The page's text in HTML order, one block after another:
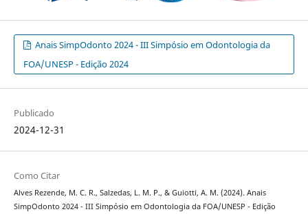
Anais SimpOdonto 2024 - III Simpósio em Odontologia da
FOA/UNESP - Edição 2024
Publicado
2024-12-31
Como Citar
Alves Rezende, M. C. R., Salzedas, L. M. P., & Guiotti, A. M. (2024). Anais
SimpOdonto 2024 - III Simpósio em Odontologia da FOA/UNESP - Edição